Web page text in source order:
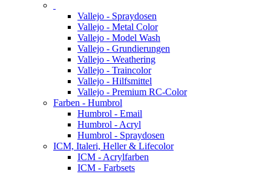
Vallejo - Spraydosen
Vallejo - Metal Color
Vallejo - Model Wash
Vallejo - Grundierungen
Vallejo - Weathering
Vallejo - Traincolor
Vallejo - Hilfsmittel
Vallejo - Premium RC-Color
Farben - Humbrol
Humbrol - Email
Humbrol - Acryl
Humbrol - Spraydosen
ICM, Italeri, Heller & Lifecolor
ICM - Acrylfarben
ICM - Farbsets